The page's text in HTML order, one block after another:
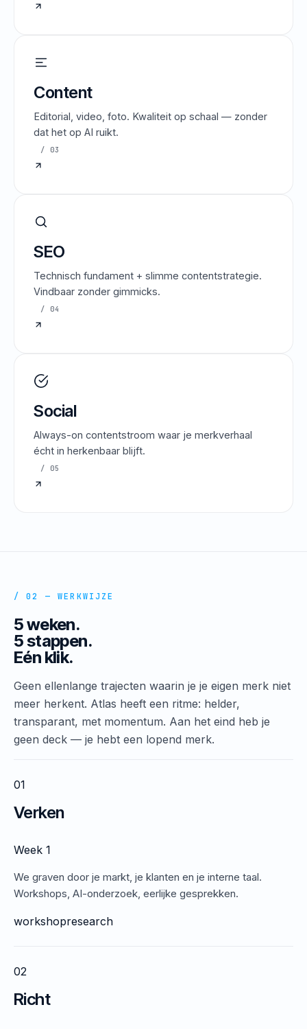
Content
Editorial, video, foto. Kwaliteit op schaal — zonder
dat het op AI ruikt.
/ 03
SEO
Technisch fundament + slimme contentstrategie.
Vindbaar zonder gimmicks.
/ 04
Social
Always-on contentstroom waar je merkverhaal
écht in herkenbaar blijft.
/ 05
/ 02 — WERKWIJZE
5 weken.
5 stappen.
Eén klik.
Geen ellenlange trajecten waarin je je eigen merk niet
meer herkent. Atlas heeft een ritme: helder,
transparant, met momentum. Aan het eind heb je
geen deck — je hebt een lopend merk.
01
Verken
Week 1
We graven door je markt, je klanten en je interne taal.
Workshops, AI-onderzoek, eerlijke gesprekken.
workshopresearch
02
Richt